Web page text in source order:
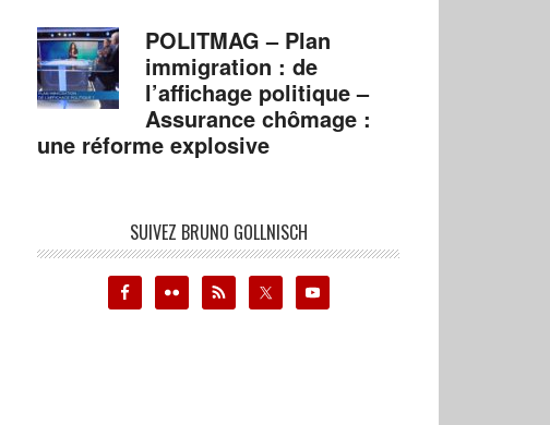
POLITMAG – Plan
immigration : de
l’affichage politique –
Assurance chômage :
une réforme explosive
SUIVEZ BRUNO GOLLNISCH